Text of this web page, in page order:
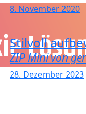
8. November 2020
Stilvoll
ZIP Mini von
28. Dezember 2023